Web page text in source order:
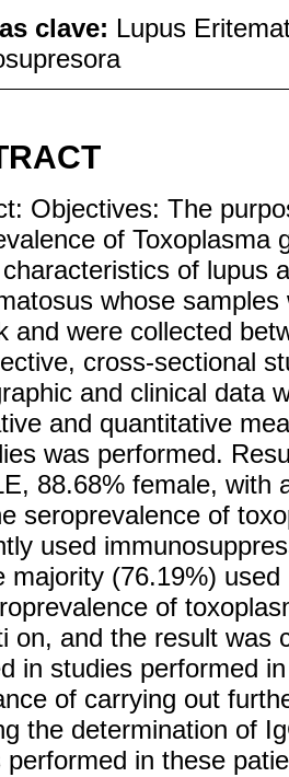
clave: Lupus
Objectives: The
of Toxoplasma
of lupus
whose
and were collected
cross-sectional
and clinical data
and quantitative
was performed.
88.68% female, with
seroprevalence of
used
majority (76.19%)
of
on, and the result was
in studies performed
of carrying out
the determination of
performed in these